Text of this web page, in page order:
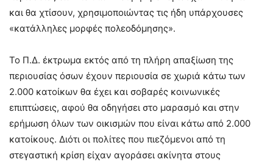
και θα χτίσουν, χρησιμοποιώντας τις ήδη υπάρχουσες
«κατάλληλες μορφές πολεοδόμησης».
Το Π.Δ. έκτρωμα εκτός από τη πλήρη απαξίωση της
περιουσίας όσων έχουν περιουσία σε χωριά κάτω των
2.000 κατοίκων θα έχει και σοβαρές κοινωνικές
επιπτώσεις, αφού θα οδηγήσει στο μαρασμό και στην
ερήμωση όλων των οικισμών που είναι κάτω από 2.000
κατοίκους. Διότι οι πολίτες που πιεζόμενοι από τη
στεγαστική κρίση είχαν αγοράσει ακίνητα στους